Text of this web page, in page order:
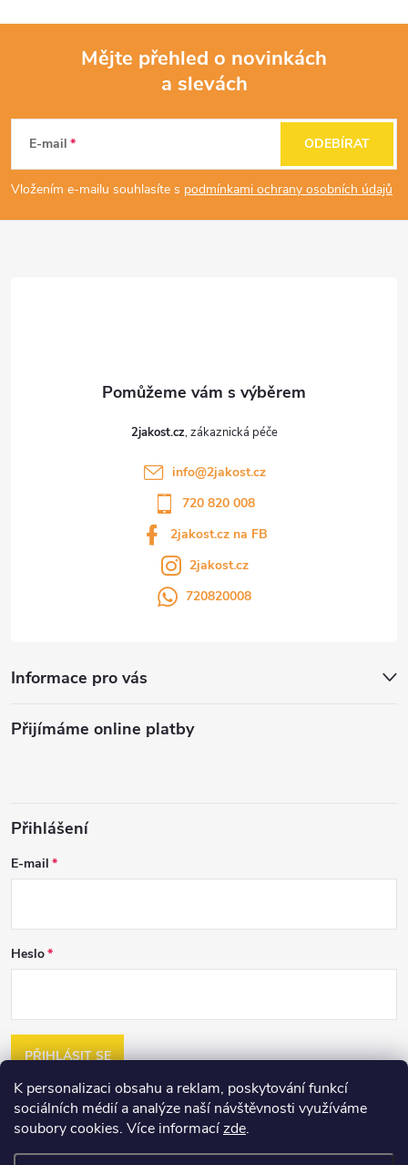
K personalizaci obsahu a reklam, poskytování funkcí
sociálních médií a analýze naší návštěvnosti využíváme
soubory cookies. Více informacízde.
p
a
Mějte přehled o novinkách
a slevách
E-mail
Vložením e-mailu souhlasíte s podmínkami ochrany osobních údajů
ODEBÍRAT
2jakost.cz
info@2jakost.cz
720 820 008
2jakost.cz na FB
2jakost.cz
720820008
Informace pro vás
Přijímáme online platby
Přihlášení
E-mail
Heslo
PŘIHLÁSIT SE
Nová registrace
Zapomenuté heslo